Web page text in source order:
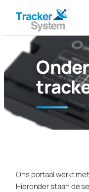
naar
de
inhoud
Ons portaal werkt
Hieronder staan de